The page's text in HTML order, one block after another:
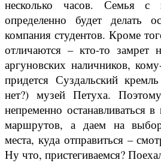
несколько часов. Семья с
определенно будет делать
компания студентов. Кроме
отличаются – кто-то замрет
аргуновских наличников,
придется Суздальский
нет?) музей Петуха.
непременно останавливаться
маршрутов, а даем на
места, куда отправиться –
Ну что, пристегиваемся?